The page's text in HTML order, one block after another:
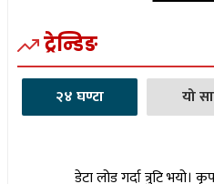
ट्रेन्डिङ
२४ घण्टा यो
डेटा लोड गर्दा त्रुटि भयो।